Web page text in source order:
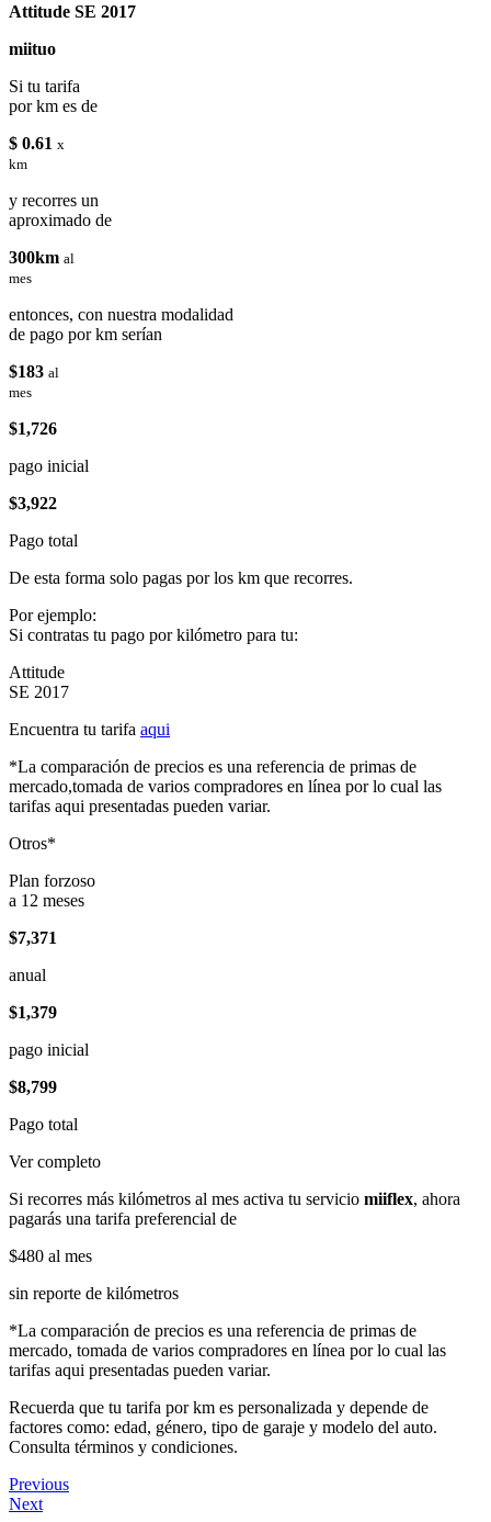
Attitude SE 2017
miituo
Si tu tarifa
por km es de
$ 0.61 x
km
y recorres un
aproximado de
300km al
mes
entonces, con nuestra modalidad
de pago por km serían
$183 al
mes
$1,726
pago inicial
$3,922
Pago total
De esta forma solo pagas por los km que recorres.
Por ejemplo:
Si contratas tu pago por kilómetro para tu:
Attitude
SE 2017
Encuentra tu tarifa aqui
*La comparación de precios es una referencia de primas de
mercado,tomada de varios compradores en línea por lo cual las
tarifas aqui presentadas pueden variar.
Otros*
Plan forzoso
a 12 meses
$7,371
anual
$1,379
pago inicial
$8,799
Pago total
Ver completo
Si recorres más kilómetros al mes activa tu servicio miiflex, ahora
pagarás una tarifa preferencial de
$480 al mes
sin reporte de kilómetros
*La comparación de precios es una referencia de primas de
mercado, tomada de varios compradores en línea por lo cual las
tarifas aqui presentadas pueden variar.
Recuerda que tu tarifa por km es personalizada y depende de
factores como: edad, género, tipo de garaje y modelo del auto.
Consulta términos y condiciones.
Previous
Next